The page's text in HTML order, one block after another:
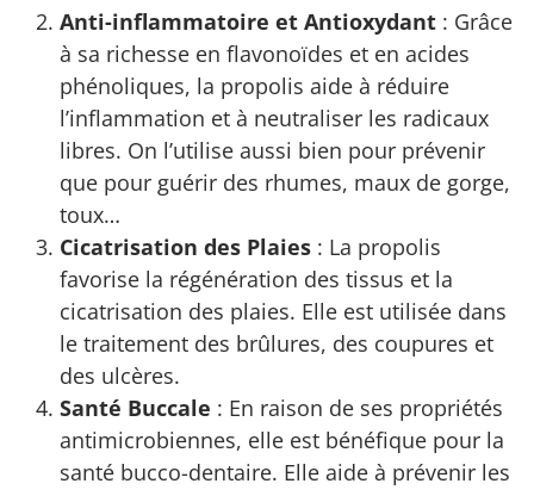
Anti-inflammatoire et Antioxydant : Grâce
à sa richesse en flavonoïdes et en acides
phénoliques, la propolis aide à réduire
l’inflammation et à neutraliser les radicaux
libres. On l’utilise aussi bien pour prévenir
que pour guérir des rhumes, maux de gorge,
toux…
Cicatrisation des Plaies : La propolis
favorise la régénération des tissus et la
cicatrisation des plaies. Elle est utilisée dans
le traitement des brûlures, des coupures et
des ulcères.
Santé Buccale : En raison de ses propriétés
antimicrobiennes, elle est bénéfique pour la
santé bucco-dentaire. Elle aide à prévenir les